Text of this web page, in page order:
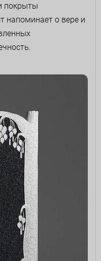
покрыты
напоминает о вере и